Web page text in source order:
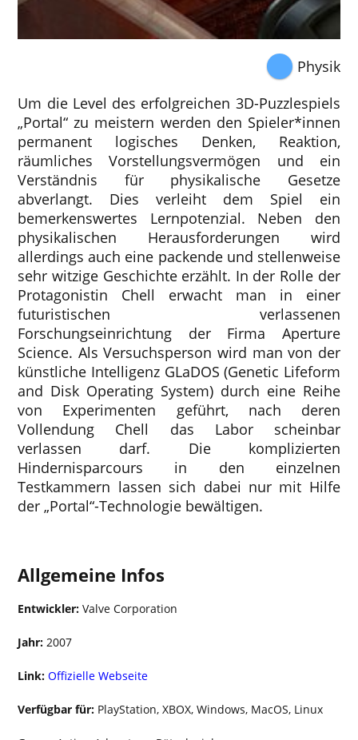
Physik
Um die Level des erfolgreichen 3D-Puzzlespiels
„Portal“ zu meistern werden den Spieler*innen
permanent logisches Denken, Reaktion,
räumliches Vorstellungsvermögen und ein
Verständnis für physikalische Gesetze
abverlangt. Dies verleiht dem Spiel ein
bemerkenswertes Lernpotenzial. Neben den
physikalischen Herausforderungen wird
allerdings auch eine packende und stellenweise
sehr witzige Geschichte erzählt. In der Rolle der
Protagonistin Chell erwacht man in einer
futuristischen verlassenen
Forschungseinrichtung der Firma Aperture
Science. Als Versuchsperson wird man von der
künstliche Intelligenz GLaDOS (Genetic Lifeform
and Disk Operating System) durch eine Reihe
von Experimenten geführt, nach deren
Vollendung Chell das Labor scheinbar
verlassen darf. Die komplizierten
Hindernisparcours in den einzelnen
Testkammern lassen sich dabei nur mit Hilfe
der „Portal“-Technologie bewältigen.
Allgemeine Infos
Entwickler: Valve Corporation
Jahr: 2007
Link: Offizielle Webseite
Verfügbar für: PlayStation, XBOX, Windows, MacOS, Linux